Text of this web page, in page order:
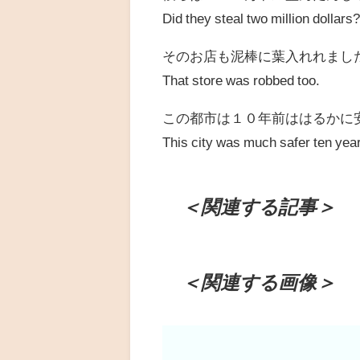
Did they steal two million dollars?
そのお店も泥棒に葉入れれまし
That store was robbed too.
この都市は１０年前ははるかに
This city was much safer ten
＜関連する記事＞
＜関連する画像＞